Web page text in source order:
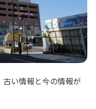
い情報と今の情報が